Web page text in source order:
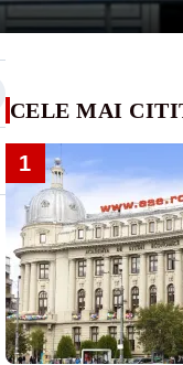
CELE MAI
1